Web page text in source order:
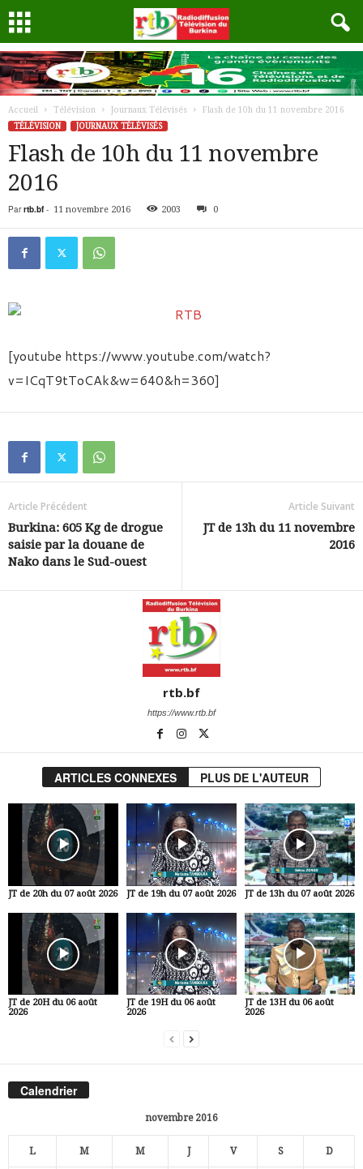
Accueil Télévision Journaux Télévisés
Flash de 10h du 11 novembre 2016
TÉLÉVISION
JOURNAUX TÉLÉVISÉS
Flash de 10h du 11 novembre
2016
Par rtb.bf- 11 novembre 2016 2003 0
[youtube https://www.youtube.com/watch?
v=ICqT9tToCAk&w=640&h=360]
Article Précédent
Burkina: 605 Kg de drogue
saisie par la douane de
Nako dans le Sud-ouest
Article Suivant
JT de 13h du 11 novembre
2016
rtb.bf
https://www.rtb.bf
ARTICLES CONNEXES PLUS DE L'AUTEUR
JT de 20h du 07 août 2026 JT de 19h du 07 août 2026 JT de 13h du 07 août 2026
JT de 20H du 06 août
2026
JT de 19H du 06 août
2026
JT de 13H du 06 août
2026
Calendrier
novembre 2016
L M M J V S D